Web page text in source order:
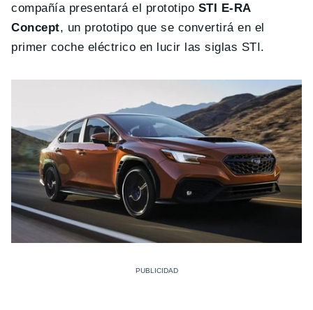
compañía presentará el prototipo STI E-RA
Concept, un prototipo que se convertirá en el
primer coche eléctrico en lucir las siglas STI.